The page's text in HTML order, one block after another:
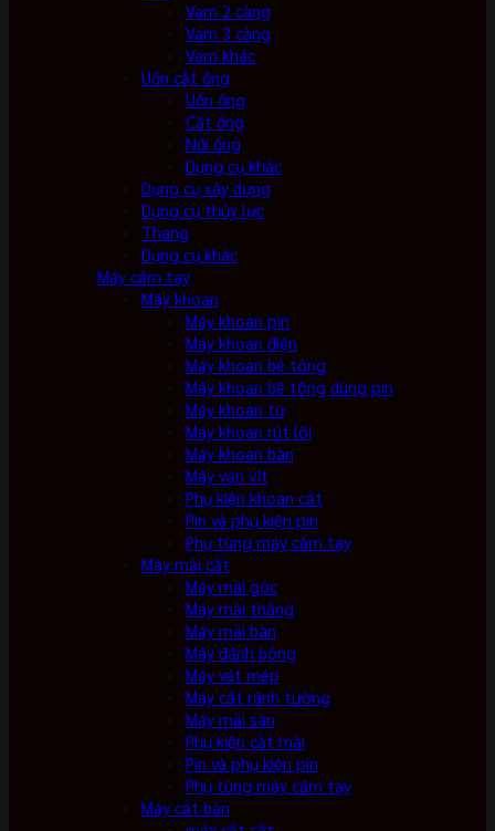
Vam 2 càng
Vam 3 càng
Vam khác
Uốn cắt ống
Uốn ống
Cắt ống
Nối ống
Dụng cụ khác
Dụng cụ xây dựng
Dụng cụ thủy lực
Thang
Dụng cụ khác
Máy cầm tay
Máy khoan
Máy khoan pin
Máy khoan điện
Máy khoan bê tông
Máy khoan bê tông dùng pin
Máy khoan từ
Máy khoan rút lõi
Máy khoan bàn
Máy vặn vít
Phụ kiện khoan cắt
Pin và phụ kiện pin
Phụ tùng máy cầm tay
Máy mài cắt
Máy mài góc
Máy mài thẳng
Máy mài bàn
Máy đánh bóng
Máy vát mép
Máy cắt rãnh tường
Máy mài sàn
Phụ kiện cắt mài
Pin và phụ kiện pin
Phụ tùng máy cầm tay
Máy cắt bàn